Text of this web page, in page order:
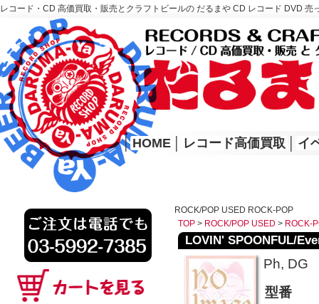
レコード・CD 高価買取・販売とクラフトビールの だるまや CD レコード DVD
レコード高価買取はこちら
HOME
│ HOME レコード高価買取 イ
ROCK/POP USED ROCK-POP
TOP > ROCK/POP USED > ROCK-
LOVIN' SPOONFUL/
Ph, DG
型番